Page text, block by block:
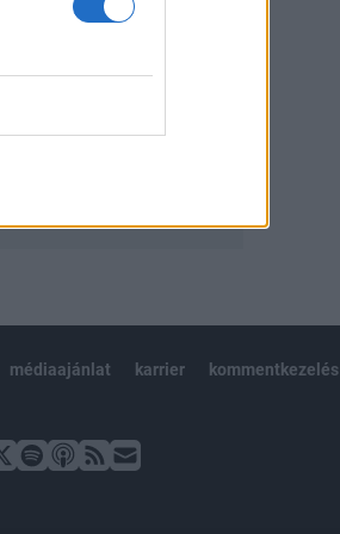
médiaajánlat karrier kommentkezelés